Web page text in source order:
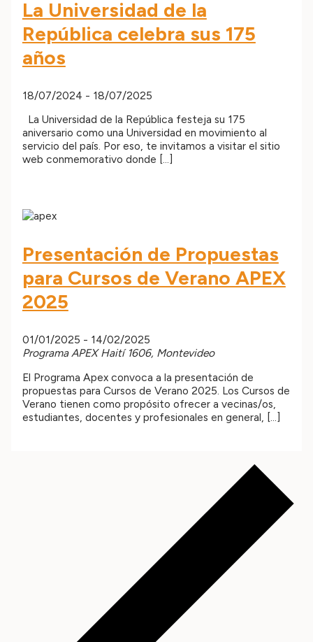
La Universidad de la
República celebra sus 175
años
18/07/2024 - 18/07/2025
La Universidad de la República festeja su 175
aniversario como una Universidad en movimiento al
servicio del país. Por eso, te invitamos a visitar el sitio
web conmemorativo donde […]
Presentación de Propuestas
para Cursos de Verano APEX
2025
01/01/2025 - 14/02/2025
Programa APEXHaití 1606, Montevideo
El Programa Apex convoca a la presentación de
propuestas para Cursos de Verano 2025. Los Cursos de
Verano tienen como propósito ofrecer a vecinas/os,
estudiantes, docentes y profesionales en general, […]